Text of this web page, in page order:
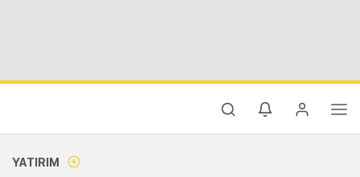
YATIRIM